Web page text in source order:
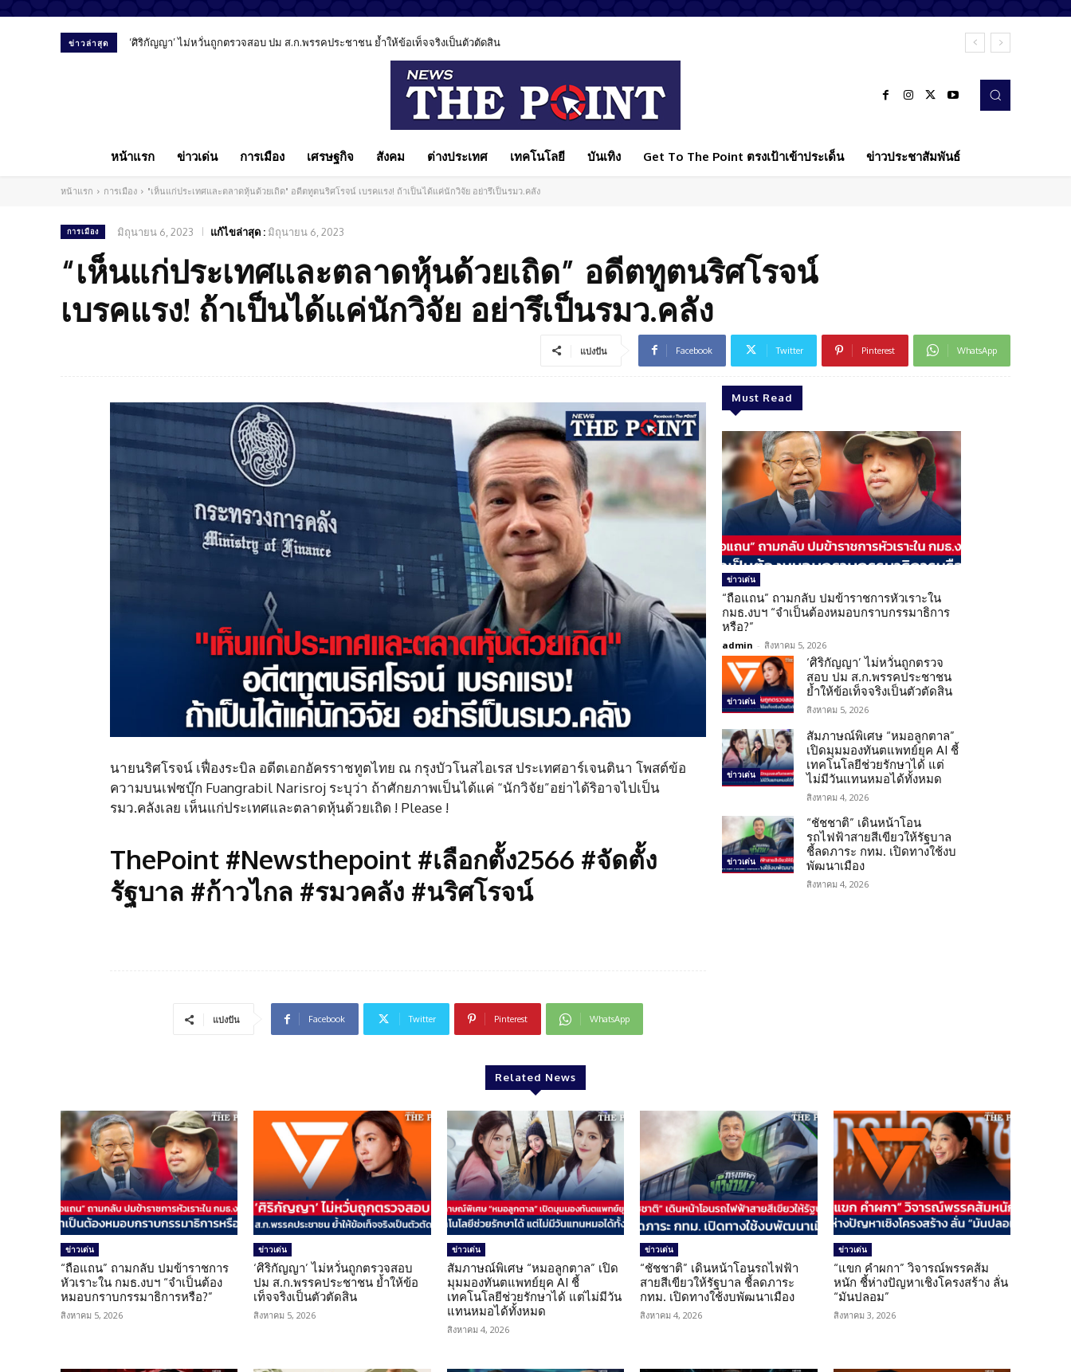
ข่าวล่าสุด ‘ศิริกัญญา’ ไม่หวั่นถูกตรวจสอบ ปม ส.ก.พรรคประชาชน ย้ำให้ข้อเท็จจริงเป็นตัวตัดสิน
หน้าแรก ข่าวเด่น การเมือง เศรษฐกิจ สังคม ต่างประเทศ เทคโนโลยี บันเทิง Get To The Point ตรงเป้าเข้าประเด็น ข่าวประชาสัมพันธ์
หน้าแรก การเมือง "เห็นแก่ประเทศและตลาดหุ้นด้วยเถิด" อดีตทูตนริศโรจน์ เบรคแรง! ถ้าเป็นได้แค่นักวิจัย อย่ารึเป็นรมว.คลัง
การเมือง มิถุนายน 6, 2023 แก้ไขล่าสุด : มิถุนายน 6, 2023
“เห็นแก่ประเทศและตลาดหุ้นด้วยเถิด” อดีตทูตนริศโรจน์
เบรคแรง! ถ้าเป็นได้แค่นักวิจัย อย่ารึเป็นรมว.คลัง
แบ่งปัน Facebook Twitter Pinterest WhatsApp
นายนริศโรจน์ เฟื่องระบิล อดีตเอกอัครราชทูตไทย ณ กรุงบัวโนสไอเรส ประเทศอาร์เจนตินา โพสต์ข้อ
ความบนเฟซบุ๊ก Fuangrabil Narisroj ระบุว่า ถ้าศักยภาพเป็นได้แค่ “นักวิจัย”อย่าได้ริอาจไปเป็น
รมว.คลังเลย เห็นแก่ประเทศและตลาดหุ้นด้วยเถิด ! Please !
ThePoint #Newsthepoint #เลือกตั้ง2566 #จัดตั้ง
รัฐบาล #ก้าวไกล #รมวคลัง #นริศโรจน์
แบ่งปัน Facebook Twitter Pinterest WhatsApp
Must Read
ข่าวเด่น
“ถือแถน” ถามกลับ ปมข้าราชการหัวเราะใน
กมธ.งบฯ “จำเป็นต้องหมอบกราบกรรมาธิการ
หรือ?”
admin - สิงหาคม 5, 2026
ข่าวเด่น
‘ศิริกัญญา’ ไม่หวั่นถูกตรวจ
สอบ ปม ส.ก.พรรคประชาชน
ย้ำให้ข้อเท็จจริงเป็นตัวตัดสิน
สิงหาคม 5, 2026
ข่าวเด่น
สัมภาษณ์พิเศษ “หมอลูกตาล”
เปิดมุมมองทันตแพทย์ยุค AI ชี้
เทคโนโลยีช่วยรักษาได้ แต่
ไม่มีวันแทนหมอได้ทั้งหมด
สิงหาคม 4, 2026
ข่าวเด่น
“ชัชชาติ” เดินหน้าโอน
รถไฟฟ้าสายสีเขียวให้รัฐบาล
ชี้ลดภาระ กทม. เปิดทางใช้งบ
พัฒนาเมือง
สิงหาคม 4, 2026
Related News
ข่าวเด่น
“ถือแถน” ถามกลับ ปมข้าราชการ
หัวเราะใน กมธ.งบฯ “จำเป็นต้อง
หมอบกราบกรรมาธิการหรือ?”
สิงหาคม 5, 2026
ข่าวเด่น
‘ศิริกัญญา’ ไม่หวั่นถูกตรวจสอบ
ปม ส.ก.พรรคประชาชน ย้ำให้ข้อ
เท็จจริงเป็นตัวตัดสิน
สิงหาคม 5, 2026
ข่าวเด่น
สัมภาษณ์พิเศษ “หมอลูกตาล” เปิด
มุมมองทันตแพทย์ยุค AI ชี้
เทคโนโลยีช่วยรักษาได้ แต่ไม่มีวัน
แทนหมอได้ทั้งหมด
สิงหาคม 4, 2026
ข่าวเด่น
“ชัชชาติ” เดินหน้าโอนรถไฟฟ้า
สายสีเขียวให้รัฐบาล ชี้ลดภาระ
กทม. เปิดทางใช้งบพัฒนาเมือง
สิงหาคม 4, 2026
ข่าวเด่น
“แขก คำผกา” วิจารณ์พรรคส้ม
หนัก ชี้ห่างปัญหาเชิงโครงสร้าง ลั่น
“มันปลอม”
สิงหาคม 3, 2026